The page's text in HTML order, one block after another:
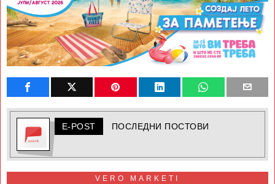
E-POST ПОСЛЕДНИ ПОСТОВИ
VERO MARKETI